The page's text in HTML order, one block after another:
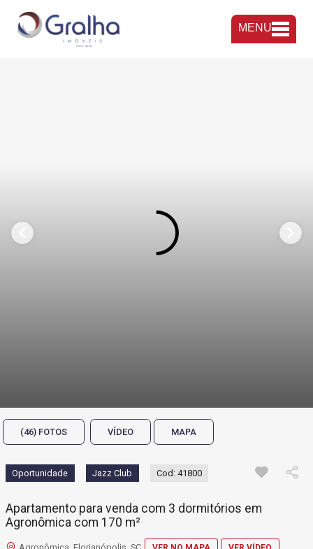
MENU
(46) FOTOS VÍDEO MAPA
Oportunidade Jazz Club Cod: 41800
Apartamento para venda com 3 dormitórios em
Agronômica com 170 m²